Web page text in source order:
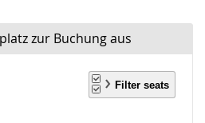
zur Buchung aus